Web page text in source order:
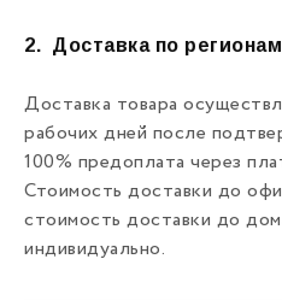
2. Доставка по
Доставка товара
рабочих дней после
100% предоплата через
Стоимость доставки до
стоимость доставки до
индивидуально.